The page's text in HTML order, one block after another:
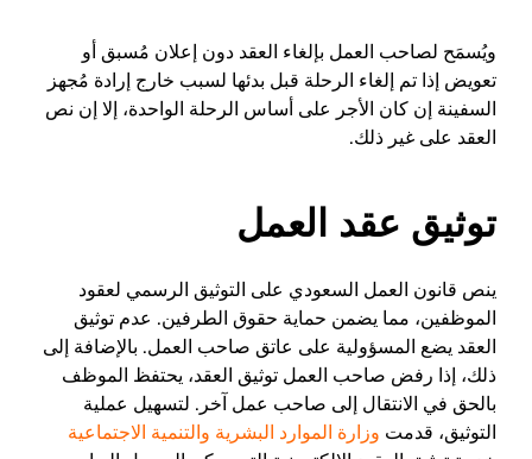
ويُسمَح لصاحب العمل بإلغاء العقد دون إعلان مُسبق أو
تعويض إذا تم إلغاء الرحلة قبل بدئها لسبب خارج إرادة مُجهز
السفينة إن كان الأجر على أساس الرحلة الواحدة، إلا إن نص
العقد على غير ذلك.
توثيق عقد العمل
ينص قانون العمل السعودي على التوثيق الرسمي لعقود
الموظفين، مما يضمن حماية حقوق الطرفين. عدم توثيق
العقد يضع المسؤولية على عاتق صاحب العمل. بالإضافة إلى
ذلك، إذا رفض صاحب العمل توثيق العقد، يحتفظ الموظف
بالحق في الانتقال إلى صاحب عمل آخر. لتسهيل عملية
التوثيق، قدمت وزارة الموارد البشرية والتنمية الاجتماعية